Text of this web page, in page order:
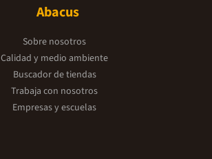
Abacus
Sobre nosotros
Calidad y medio ambiente
Buscador de tiendas
Trabaja con nosotros
Empresas y escuelas